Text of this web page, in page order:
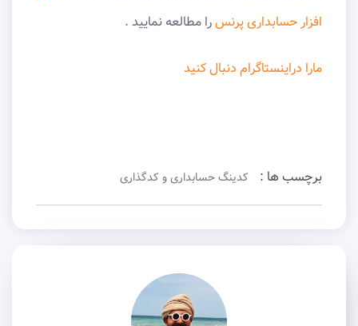
افزار حسابداری پرنسرا مطالعه نمایید .
مارا دراینستاگرام دنبال کنید
برچسب ها : کدینگ حسابداری و کدگذاری